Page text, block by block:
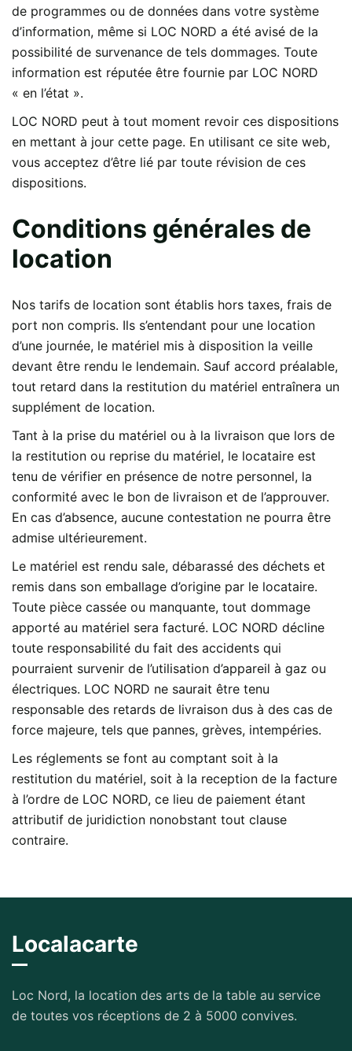
de programmes ou de données dans votre système
d’information, même si LOC NORD a été avisé de la
possibilité de survenance de tels dommages. Toute
information est réputée être fournie par LOC NORD
« en l’état ».
LOC NORD peut à tout moment revoir ces dispositions
en mettant à jour cette page. En utilisant ce site web,
vous acceptez d’être lié par toute révision de ces
dispositions.
Conditions générales de
location
Nos tarifs de location sont établis hors taxes, frais de
port non compris. Ils s’entendant pour une location
d’une journée, le matériel mis à disposition la veille
devant être rendu le lendemain. Sauf accord préalable,
tout retard dans la restitution du matériel entraînera un
supplément de location.
Tant à la prise du matériel ou à la livraison que lors de
la restitution ou reprise du matériel, le locataire est
tenu de vérifier en présence de notre personnel, la
conformité avec le bon de livraison et de l’approuver.
En cas d’absence, aucune contestation ne pourra être
admise ultérieurement.
Le matériel est rendu sale, débarassé des déchets et
remis dans son emballage d’origine par le locataire.
Toute pièce cassée ou manquante, tout dommage
apporté au matériel sera facturé. LOC NORD décline
toute responsabilité du fait des accidents qui
pourraient survenir de l’utilisation d’appareil à gaz ou
électriques. LOC NORD ne saurait être tenu
responsable des retards de livraison dus à des cas de
force majeure, tels que pannes, grèves, intempéries.
Les réglements se font au comptant soit à la
restitution du matériel, soit à la reception de la facture
à l’ordre de LOC NORD, ce lieu de paiement étant
attributif de juridiction nonobstant tout clause
contraire.
Localacarte
Loc Nord, la location des arts de la table au service
de toutes vos réceptions de 2 à 5000 convives.